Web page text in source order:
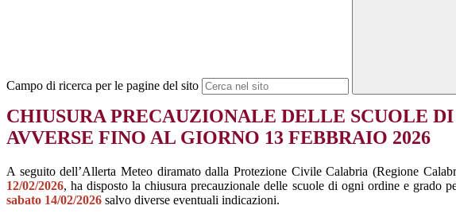
Campo di ricerca per le pagine del sito
CHIUSURA PRECAUZIONALE DELLE SCUOLE
AVVERSE FINO AL GIORNO 13 FEBBRAIO 2026
A seguito dell’Allerta Meteo diramato dalla Protezione Civile Calabria (Regione
12/02/2026, ha disposto la chiusura precauzionale delle scuole di ogni ordine e grado
sabato 14/02/2026 salvo diverse eventuali indicazioni.